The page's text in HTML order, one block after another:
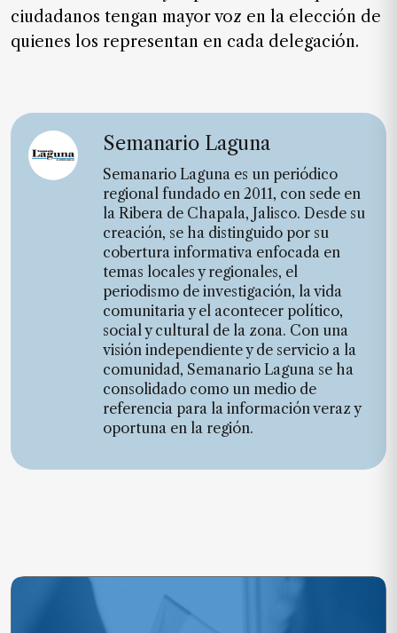
ciudadanos tengan mayor voz en la elección de
quienes los representan en cada delegación.
Semanario Laguna
Semanario Laguna es un periódico
regional fundado en 2011, con sede en
la Ribera de Chapala, Jalisco. Desde su
creación, se ha distinguido por su
cobertura informativa enfocada en
temas locales y regionales, el
periodismo de investigación, la vida
comunitaria y el acontecer político,
social y cultural de la zona. Con una
visión independiente y de servicio a la
comunidad, Semanario Laguna se ha
consolidado como un medio de
referencia para la información veraz y
oportuna en la región.